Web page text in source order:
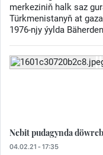
merkeziniň halk saz
Türkmenistanyň at
1976-njy ýylda
Nebit pudagynda
04.02.21 - 17:35